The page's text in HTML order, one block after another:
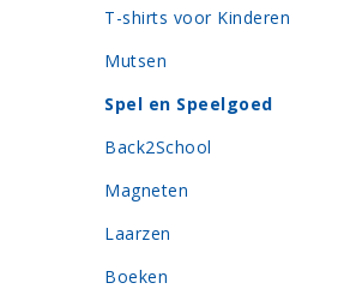
T-shirts voor Kinderen
Mutsen
Spel en Speelgoed
Back2School
Magneten
Laarzen
Boeken